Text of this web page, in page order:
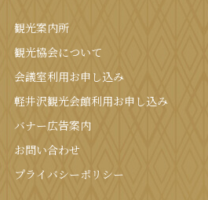
観光案内所
観光協会について
会議室利⽤お申し込み
軽井沢観光会館利⽤お申し込み
バナー広告案内
お問い合わせ
プライバシーポリシー